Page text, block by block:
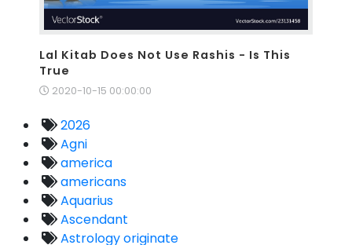
Lal Kitab Does Not Use Rashis - Is This
True
2020-10-15 00:00:00
2026
Agni
america
americans
Aquarius
Ascendant
Astrology originate